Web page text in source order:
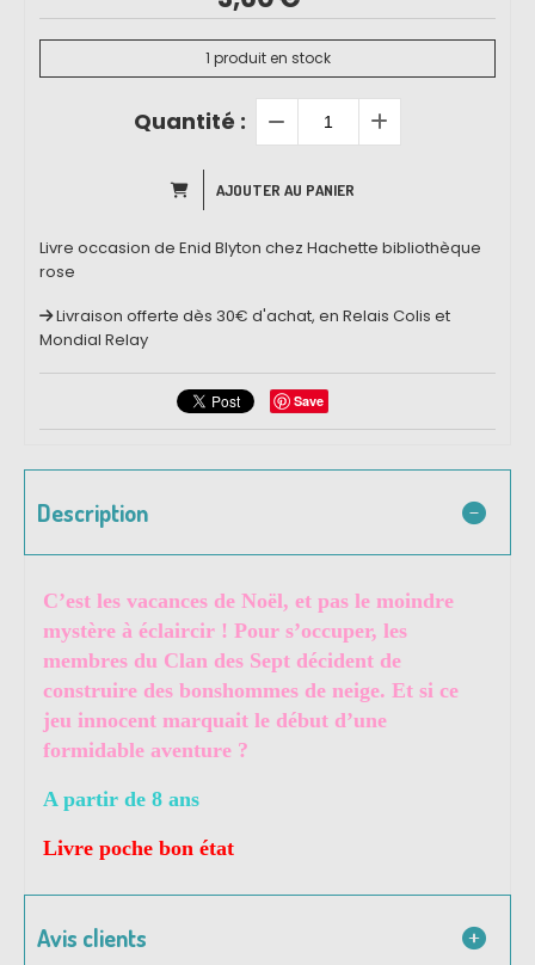
1 produit en stock
Quantité :
AJOUTER AU PANIER
Livre occasion de Enid Blyton chez Hachette bibliothèque
rose
Livraison offerte dès 30€ d'achat, en Relais Colis et
Mondial Relay
Save
Description
C’est les vacances de Noël, et pas le moindre
mystère à éclaircir ! Pour s’occuper, les
membres du Clan des Sept décident de
construire des bonshommes de neige. Et si ce
jeu innocent marquait le début d’une
formidable aventure ?
A partir de 8 ans
Livre poche bon état
Avis clients